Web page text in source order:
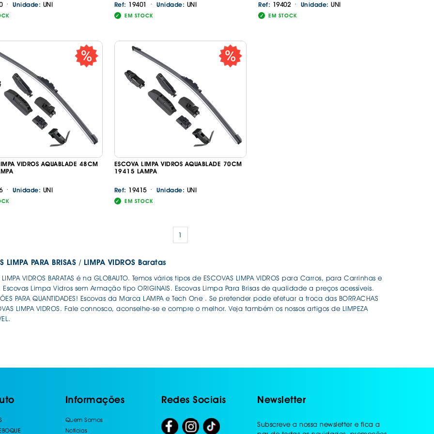
BORRACHA
BORRACHA 3D
ALCATIFA
ALCATIFA
BORRACHA
BORRACHA
· Unidade: UNI Ref: 19401 · Unidade: UNI
EM STOCK
Ref: 19402 · Unidade:UNI
EM STOCK
VIDROS AQUABLADE 48CM
· Unidade: UNI
ESCOVA LIMPA VIDROS AQUABLADE 70CM
19415 LAMPA
Ref: 19415 · Unidade: UNI
EM STOCK
1
LIMPA PARA BRISAS / LIMPA VIDROS Baratas
LIMPA VIDROS BARATAS é na GLOBAUTO. Temos vários tipos de ESCOVAS LIMPA VIDROS para Carros, para Carrinhas e
Limpa Vidros sem Armação tipo ORIGINAIS. Escovas Limpa Para Brisas de qualidade a preços acessíveis.
PARA QUANTIDADES! Escovas da Marca LAMPA e Tech One . Se pretender pode efetuar a troca das BORRACHAS
LIMPA VIDROS. Fale connosco, aconselhe-se e compre o melhor. Veja também os nossos artigos de LIMPEZA
Continuar a comprar Ir para o carrinho
Informações
Quem Somos
Notícias
Redes Sociais Newsletter
Subscreve a nossa newsletter e fica a